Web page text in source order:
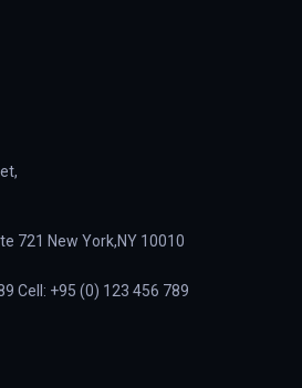
721 New York,NY 10010
Cell: +95 (0) 123 456 789